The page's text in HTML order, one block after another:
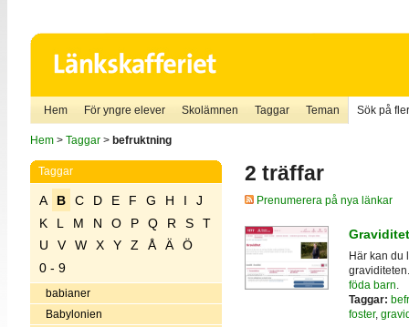
Hem För yngre elever Skolämnen Taggar Teman Sök på
Hem> Taggar> befruktning
Taggar
A B C D E F G H I
J
K
L M N O P Q R S
T
U
V W X Y Z Å Ä
Ö
0 - 9
babianer
Babylonien
2 träffar
Prenumerera på nya länkar
Här kan du
föda barn
Taggar:
foster,